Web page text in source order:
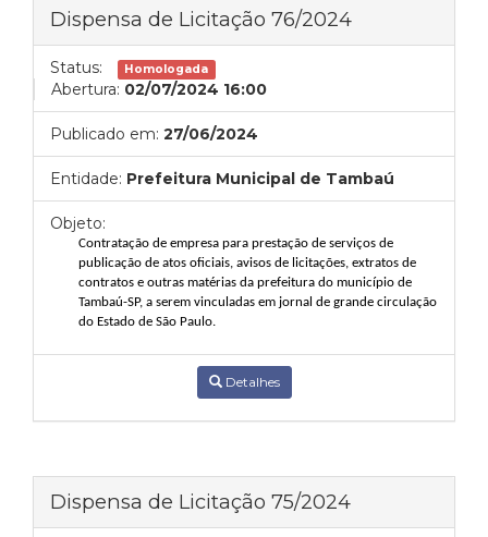
Dispensa de Licitação 76/2024
Status: Homologada
Abertura: 02/07/2024 16:00
Publicado em: 27/06/2024
Entidade: Prefeitura Municipal de Tambaú
Objeto:
Contratação de empresa para prestação de serviços de
publicação de atos oficiais, avisos de licitações, extratos de
contratos e outras matérias da prefeitura do município de
Tambaú-SP, a serem vinculadas em jornal de grande circulação
do Estado de São Paulo.
Detalhes
Dispensa de Licitação 75/2024